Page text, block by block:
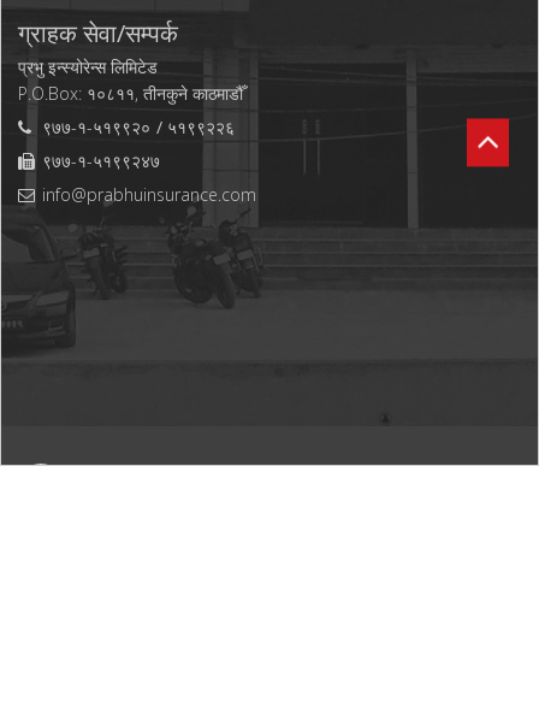
ग्राहक सेवा/सम्पर्क
प्रभु इन्स्योरेन्स लिमिटेड
P.O.Box: १०८११, तीनकुने काठमाडौँ
९७७-१-५१९९२०
५१९९२२६
९७७-१-५१९९२४७
info@prabhuinsurance.com